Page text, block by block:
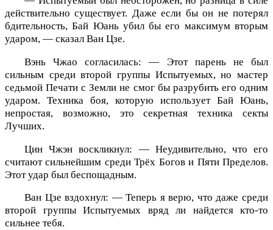
действительно существует. Даже если бы он не потерял
бдительность, Бай Юань убил бы его максимум вторым
ударом, — сказал Ван Цзе.
Вэнь Чжао согласилась: — Этот парень не был
сильным среди второй группы Испытуемых, но мастер
седьмой Печати с Земли не смог бы разрубить его одним
ударом. Техника боя, которую использует Бай Юань,
непростая, возможно, это секретная техника секты
Лучших.
Цин Чжэн воскликнул: — Неудивительно, что его
считают сильнейшим среди Трёх Богов и Пяти Пределов.
Этот удар был беспощадным.
Ван Цзе вздохнул: — Теперь я верю, что даже среди
второй группы Испытуемых вряд ли найдется кто-то
сильнее тебя.